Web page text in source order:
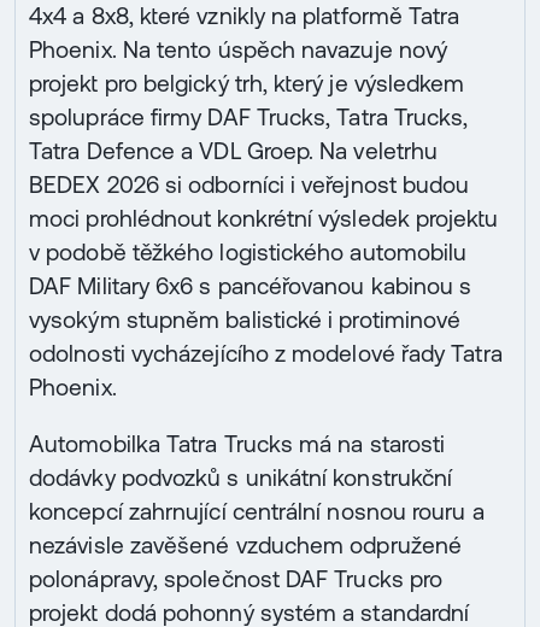
4x4 a 8x8, které vznikly na platformě Tatra
Phoenix. Na tento úspěch navazuje nový
projekt pro belgický trh, který je výsledkem
spolupráce firmy DAF Trucks, Tatra Trucks,
Tatra Defence a VDL Groep. Na veletrhu
BEDEX 2026 si odborníci i veřejnost budou
moci prohlédnout konkrétní výsledek projektu
v podobě těžkého logistického automobilu
DAF Military 6x6 s pancéřovanou kabinou s
vysokým stupněm balistické i protiminové
odolnosti vycházejícího z modelové řady Tatra
Phoenix.
Automobilka Tatra Trucks má na starosti
dodávky podvozků s unikátní konstrukční
koncepcí zahrnující centrální nosnou rouru a
nezávisle zavěšené vzduchem odpružené
polonápravy, společnost DAF Trucks pro
projekt dodá pohonný systém a standardní